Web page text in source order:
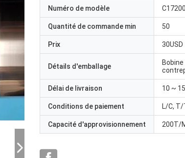
Numéro de modèle C17200
Quantité de commande min 50
Prix 30USD
Détails d'emballage
Délai de livraison 10 ~
Conditions de paiement L/C, T/
Capacité d'approvisionnement 200T/